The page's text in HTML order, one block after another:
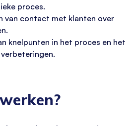
proces.
van contact met klanten over
knelpunten in het proces en het